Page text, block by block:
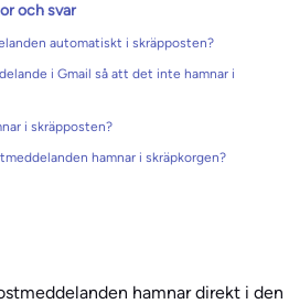
och svar
automatiskt i skräpposten?
i Gmail så att det inte hamnar i
i skräpposten?
hamnar i skräpkorgen?
hamnar direkt i den